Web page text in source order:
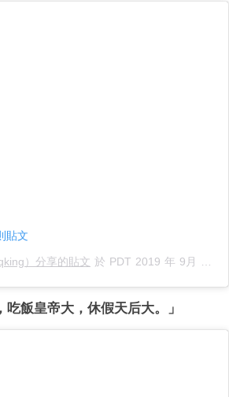
貼文
）分享的貼文 於 PDT 2019 年 9月 月 27 日 下午 9:50
飯皇帝大，休假天后大。 」